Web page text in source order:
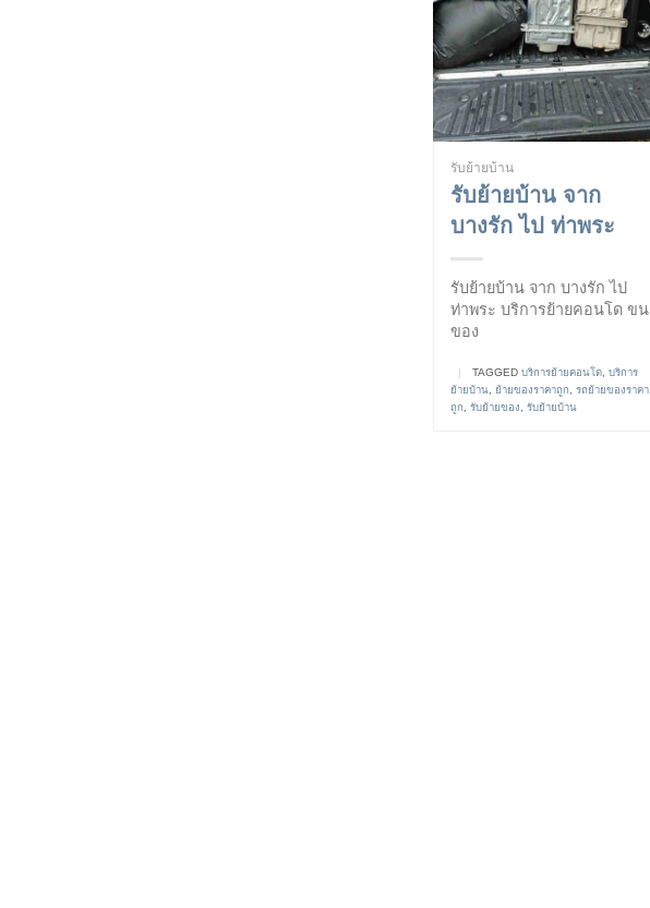
รับย้ายบ้าน
รับย้ายบ้าน จาก
บางรัก ไป ท่าพระ
รับย้ายบ้าน จาก บางรัก ไป
ท่าพระ บริการย้ายคอนโด ขน
ของ
| TAGGED บริการย้ายคอนโด, บริการ
ย้ายบ้าน, ย้ายของราคาถูก
รถย้ายของราคา
ถูก
รับย้ายของ รับย้ายบ้าน